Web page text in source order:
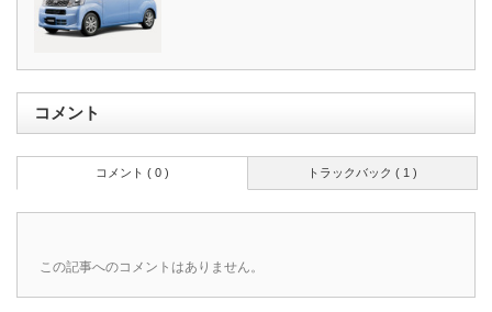
コメント
トラックバック ( 1 )
コメント ( 0 )
この記事へのコメントはありません。